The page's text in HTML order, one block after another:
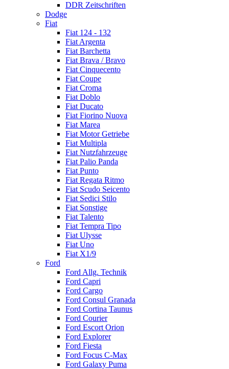
DDR Zeitschriften
Dodge
Fiat
Fiat 124 - 132
Fiat Argenta
Fiat Barchetta
Fiat Brava / Bravo
Fiat Cinquecento
Fiat Coupe
Fiat Croma
Fiat Doblo
Fiat Ducato
Fiat Fiorino Nuova
Fiat Marea
Fiat Motor Getriebe
Fiat Multipla
Fiat Nutzfahrzeuge
Fiat Palio Panda
Fiat Punto
Fiat Regata Ritmo
Fiat Scudo Seicento
Fiat Sedici Stilo
Fiat Sonstige
Fiat Talento
Fiat Tempra Tipo
Fiat Ulysse
Fiat Uno
Fiat X1/9
Ford
Ford Allg. Technik
Ford Capri
Ford Cargo
Ford Consul Granada
Ford Cortina Taunus
Ford Courier
Ford Escort Orion
Ford Explorer
Ford Fiesta
Ford Focus C-Max
Ford Galaxy Puma